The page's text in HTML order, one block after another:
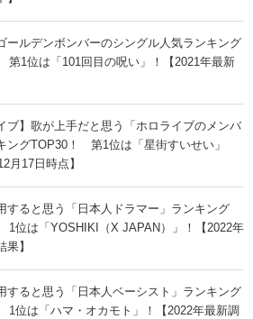
ールデンボンバーのシングル人気ランキング
1位は「101回目の呪い」！【2021年最新
ブ】歌が上手だと思う「ホロライブのメンバ
ングTOP30！ 第1位は「星街すいせい」
月17日時点】
すると思う「日本人ドラマー」ランキング
位は「YOSHIKI（X JAPAN）」！【2022年
果】
すると思う「日本人ベーシスト」ランキング
位は「ハマ・オカモト」！【2022年最新調